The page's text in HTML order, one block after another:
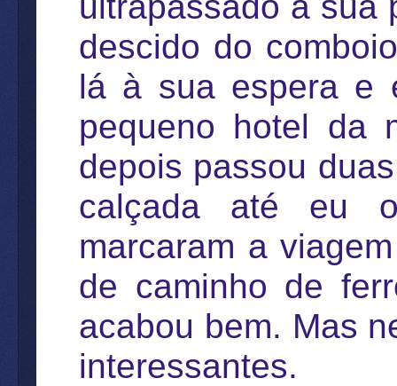
descido do
lá à sua espera e
pequeno hotel
depois passou
calçada até eu o
marcaram a
de caminho de
acabou bem. Mas
interessantes.